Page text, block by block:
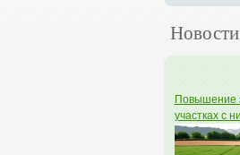
Повышение
участках с